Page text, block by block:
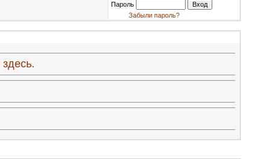
Пароль
Забыли пароль?
здесь.